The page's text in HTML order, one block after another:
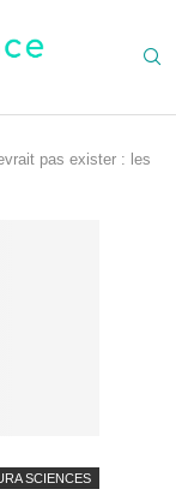
pas exister : les
SCIENCES